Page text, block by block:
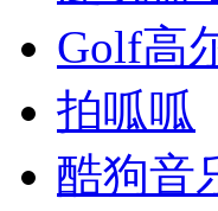
Golf高
拍呱呱
酷狗音